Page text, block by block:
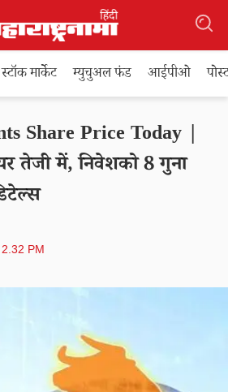
स्टॉक मार्केट म्युचुअल फंड आईपीओ
Share Price Today |
तेजी में, निवेशको 8 गुना
PM